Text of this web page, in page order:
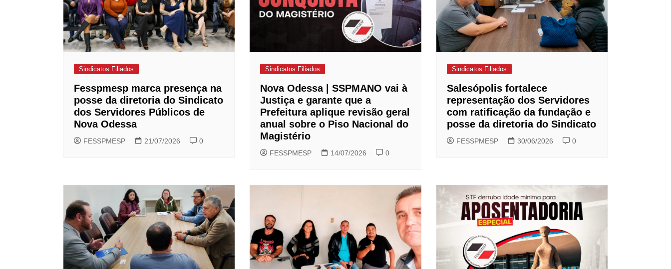
Sindicatos Filiados
Fesspmesp marca presença na
posse da diretoria do Sindicato
dos Servidores Públicos de
Nova Odessa
FESSPMESP 21/07/2026 0
Sindicatos Filiados
Nova Odessa | SSPMANO vai à
Justiça e garante que a
Prefeitura aplique revisão geral
anual sobre o Piso Nacional do
Magistério
FESSPMESP 14/07/2026 0
Sindicatos Filiados
Salesópolis fortalece
representação dos Servidores
com ratificação da fundação e
posse da diretoria do Sindicato
FESSPMESP 30/06/2026 0